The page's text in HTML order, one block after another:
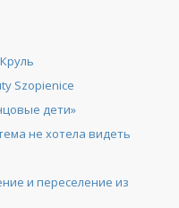
Szopienice
дети»
не хотела видеть
и переселение из